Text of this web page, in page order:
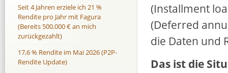
(Installment
(Deferred
die Daten und
Das ist die
Seit 4 Jahren erziele ich 21 %
Rendite pro Jahr mit Fagura
(Bereits 500.000 € an mich
zurückgezahlt)
17,6 % Rendite im Mai 2026 (P2P-
Rendite Update)